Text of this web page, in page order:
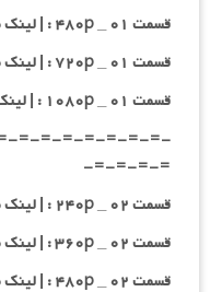
قسمت ۰۱ _ ۴۸۰p : | لینک مستقیم | دوبله فارسی
قسمت ۰۱ _ ۷۲۰p : | لینک مستقیم | دوبله فارسی
قسمت ۰۱ _ ۱۰۸۰p : | لینک مستقیم | دوبله فارسی
=-=-=-=-=-=-=-
=-=-=-=-
قسمت ۰۲ _ ۲۴۰p : | لینک مستقیم | دوبله فارسی
قسمت ۰۲ _ ۳۶۰p : | لینک مستقیم | دوبله فارسی
قسمت ۰۲ _ ۴۸۰p : | لینک مستقیم | دوبله فارسی